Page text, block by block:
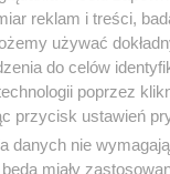
cyberprzemocy.
między
czatu czy
twarzą w twarz.
że wśród
reklam i treści,
używać
do celów
poprzez
przycisk ustawień
danych nie
miały